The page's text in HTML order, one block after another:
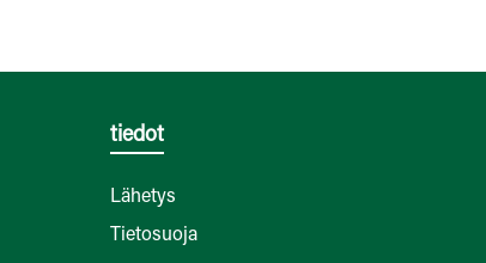
tiedot
Lähetys
Tietosuoja